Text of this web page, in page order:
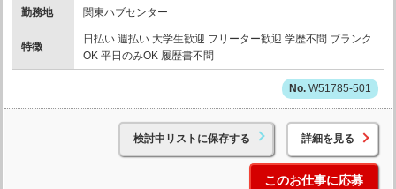
勤務地 関東ハブセンター
特徴
日払い 週払い 大学生歓迎 フリーター歓迎 学歴不問 ブランク
OK 平日のみOK 履歴書不問
W51785-501
検討中リストに保存する 詳細を見る
このお仕事に応募